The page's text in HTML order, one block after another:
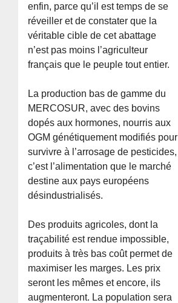
enfin, parce qu’il est temps de se
réveiller et de constater que la
véritable cible de cet abattage
n’est pas moins l’agriculteur
français que le peuple tout entier.
La production bas de gamme du
MERCOSUR, avec des bovins
dopés aux hormones, nourris aux
OGM génétiquement modifiés pour
survivre à l’arrosage de pesticides,
c’est l’alimentation que le marché
destine aux pays européens
désindustrialisés.
Des produits agricoles, dont la
traçabilité est rendue impossible,
produits à très bas coût permet de
maximiser les marges. Les prix
seront les mêmes et encore, ils
augmenteront. La population sera